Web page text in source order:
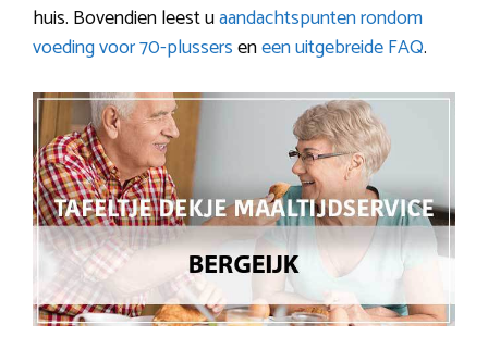
huis. Bovendien leest uaandachtspunten rondom
voeding voor 70-plusserseneen uitgebreide FAQ.